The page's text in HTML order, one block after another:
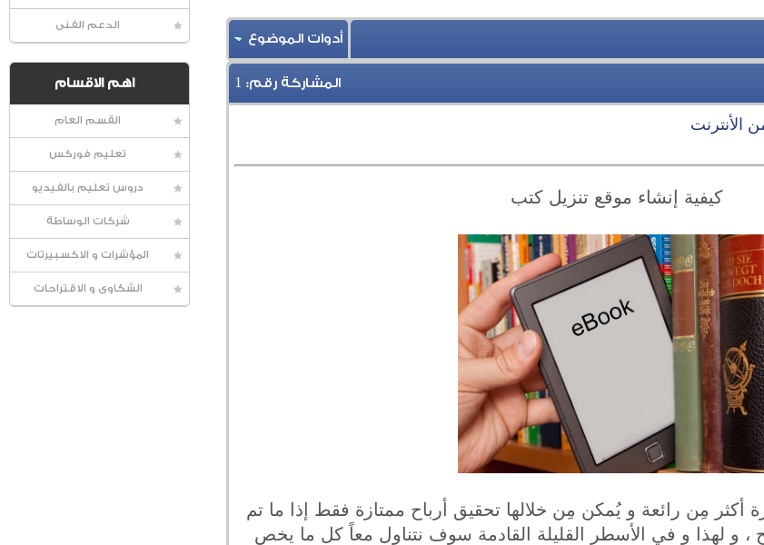
الدعم الفنى
اهم الاقسام
القسم العام
تعليم فوركس
دروس تعليم بالفيديو
شركات الوساطة
المؤشرات و الاكسبيرتات
الشكاوى و الاقتراحات
أدوات الموضوع
المشاركة رقم: 1
الأنترنت
كيفية إنشاء موقع تنزيل كتب
أكثر مِن رائعة و يُمكن مِن خلالها تحقيق أرباح ممتازة فقط إذا ما تم
، و لهذا و في الأسطر القليلة القادمة سوف نتناول معاً كل ما يخص